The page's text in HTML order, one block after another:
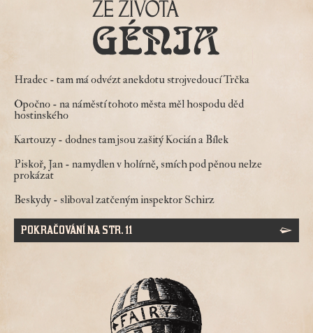
Hradec - tam má odvézt anekdotu strojvedoucí Trčka
Opočno - na náměstí tohoto města měl hospodu děd
hostinského
Kartouzy - dodnes tam jsou zašitý Kocián a Bílek
Piskoř, Jan - namydlen v holírně, smích pod pěnou nelze
prokázat
Beskydy - sliboval zatčeným inspektor Schirz
POKRAČOVÁNÍ NA STR. 11